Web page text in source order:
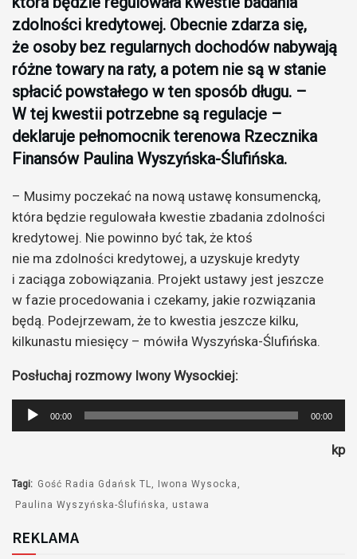
zdolności kredytowej. Obecnie zdarza się,
że osoby bez regularnych dochodów nabywają
różne towary na raty, a potem nie są w stanie
spłacić powstałego w ten sposób długu. –
W tej kwestii potrzebne są regulacje –
deklaruje pełnomocnik terenowa Rzecznika
Finansów Paulina Wyszyńska-Ślufińska.
– Musimy poczekać na nową ustawę konsumencką,
która będzie regulowała kwestie zbadania zdolności
kredytowej. Nie powinno być tak, że ktoś
nie ma zdolności kredytowej, a uzyskuje kredyty
i zaciąga zobowiązania. Projekt ustawy jest jeszcze
w fazie procedowania i czekamy, jakie rozwiązania
będą. Podejrzewam, że to kwestia jeszcze kilku,
kilkunastu miesięcy – mówiła Wyszyńska-Ślufińska.
Posłuchaj rozmowy Iwony Wysockiej:
Odtwarzacz
plików
00:00 00:00
kp
Tagi: Gość Radia Gdańsk TL
Iwona Wysocka
Paulina Wyszyńska-Ślufińska
ustawa
REKLAMA